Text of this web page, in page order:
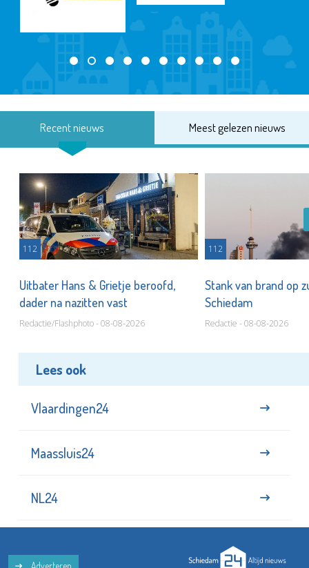
Recent nieuws Meest gelezen nieuws
112
Uitbater Hans & Grietje beroofd,
dader na nazitten vast
Redactie/Flashphoto - 08-08-2026
112
Stank van brand op
Schiedam
Redactie - 08-08-2026
Lees ook
Vlaardingen24
Maassluis24
NL24
Adverteren